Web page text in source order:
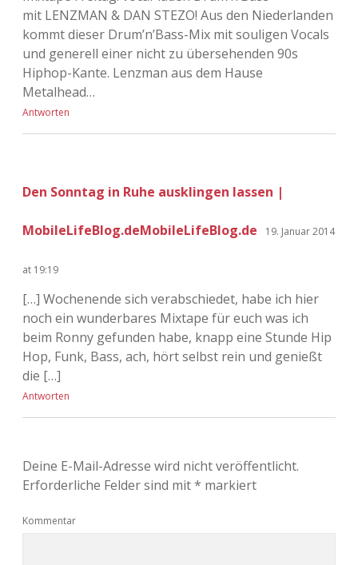
mit LENZMAN & DAN STEZO! Aus den Niederlanden
kommt dieser Drum’n’Bass-Mix mit souligen Vocals
und generell einer nicht zu übersehenden 90s
Hiphop-Kante. Lenzman aus dem Hause
Metalhead…
Antworten
Den Sonntag in Ruhe ausklingen lassen |
MobileLifeBlog.deMobileLifeBlog.de 19. Januar 2014
at 19:19
[…] Wochenende sich verabschiedet, habe ich hier
noch ein wunderbares Mixtape für euch was ich
beim Ronny gefunden habe, knapp eine Stunde Hip
Hop, Funk, Bass, ach, hört selbst rein und genießt
die […]
Antworten
Deine E-Mail-Adresse wird nicht veröffentlicht.
Erforderliche Felder sind mit* markiert
Kommentar